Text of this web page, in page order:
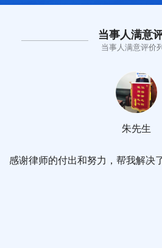
当事人满意
当事人满意评价
感谢律师的付出和努力，帮我解决
朱先生